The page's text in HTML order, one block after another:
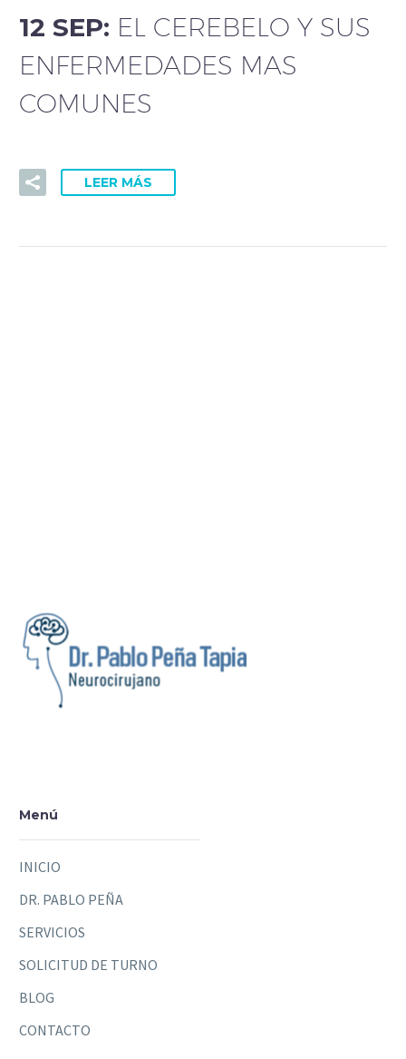
12 SEP: EL CEREBELO Y SUS
ENFERMEDADES MAS
COMUNES
LEER MÁS
Menú
INICIO
DR. PABLO PEÑA
SERVICIOS
SOLICITUD DE TURNO
BLOG
CONTACTO